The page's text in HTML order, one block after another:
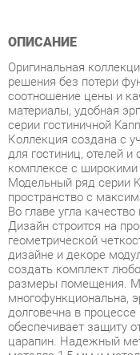
решения без потери
материалы, удобная
серии гостиничной
Коллекция создана с
для гостиниц, отелей и
комплексе с широкими
Модельный ряд серии
пространство с
Во главе угла качество
Дизайн строится на
геометрической
дизайне и декоре
создать комплект
размеры помещения.
многофункциональна,
долговечна в процессе
обеспечивает защиту
царапин. Надежный
металла 1,5 мм и
высоте, чтобы
обеспечивают
Многослойные